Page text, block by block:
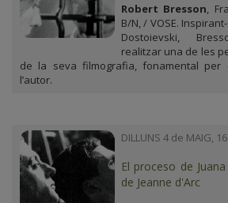
Robert Bresson ,
B/N, / VOSE.
Dostoievski,
realitzar una de les
de la seva filmografia, fonamental per
l’autor.
DILLUNS 4 de MAIG,
El proceso de
de Jeanne d'Arc